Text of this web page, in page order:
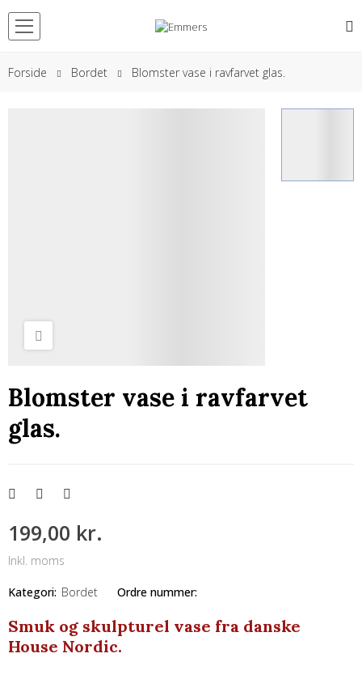
Forside Bordet Blomster vase i ravfarvet glas.
Blomster vase i ravfarvet
glas.
199,00 kr.
Inkl. moms
Kategori: Bordet Ordre nummer:
Smuk og skulpturel vase fra danske
House Nordic.